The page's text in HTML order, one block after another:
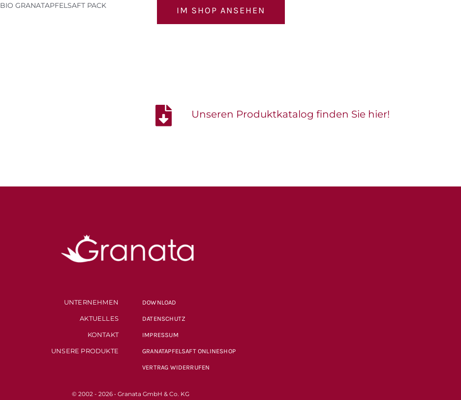
BIO GRANATAPFELSAFT PACK IM SHOP ANSEHEN
Unseren Produktkatalog finden Sie hier!
UNTERNEHMEN
AKTUELLES
KONTAKT
UNSERE PRODUKTE
DOWNLOAD
DATENSCHUTZ
IMPRESSUM
GRANATAPFELSAFT ONLINESHOP
VERTRAG WIDERRUFEN
© 2002 - 2026 • Granata GmbH & Co. KG